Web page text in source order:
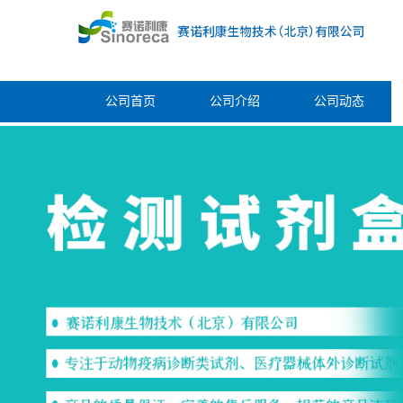
公司首页 公司介绍 公司动态